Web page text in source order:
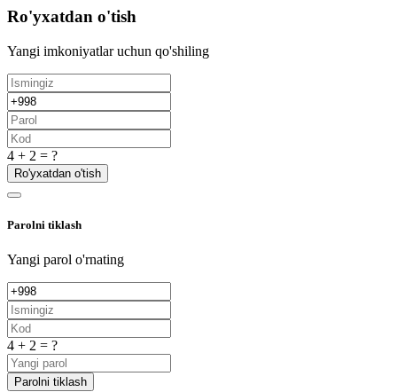
Ro'yxatdan o'tish
Yangi imkoniyatlar uchun qo'shiling
4 + 2 = ?
Ro'yxatdan o'tish
Parolni tiklash
Yangi parol o'rnating
4 + 2 = ?
Parolni tiklash